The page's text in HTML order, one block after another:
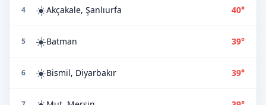
4 ☀️Akçakale, Şanlıurfa 40°
5 ☀️Batman 39°
6 ☀️Bismil, Diyarbakır 39°